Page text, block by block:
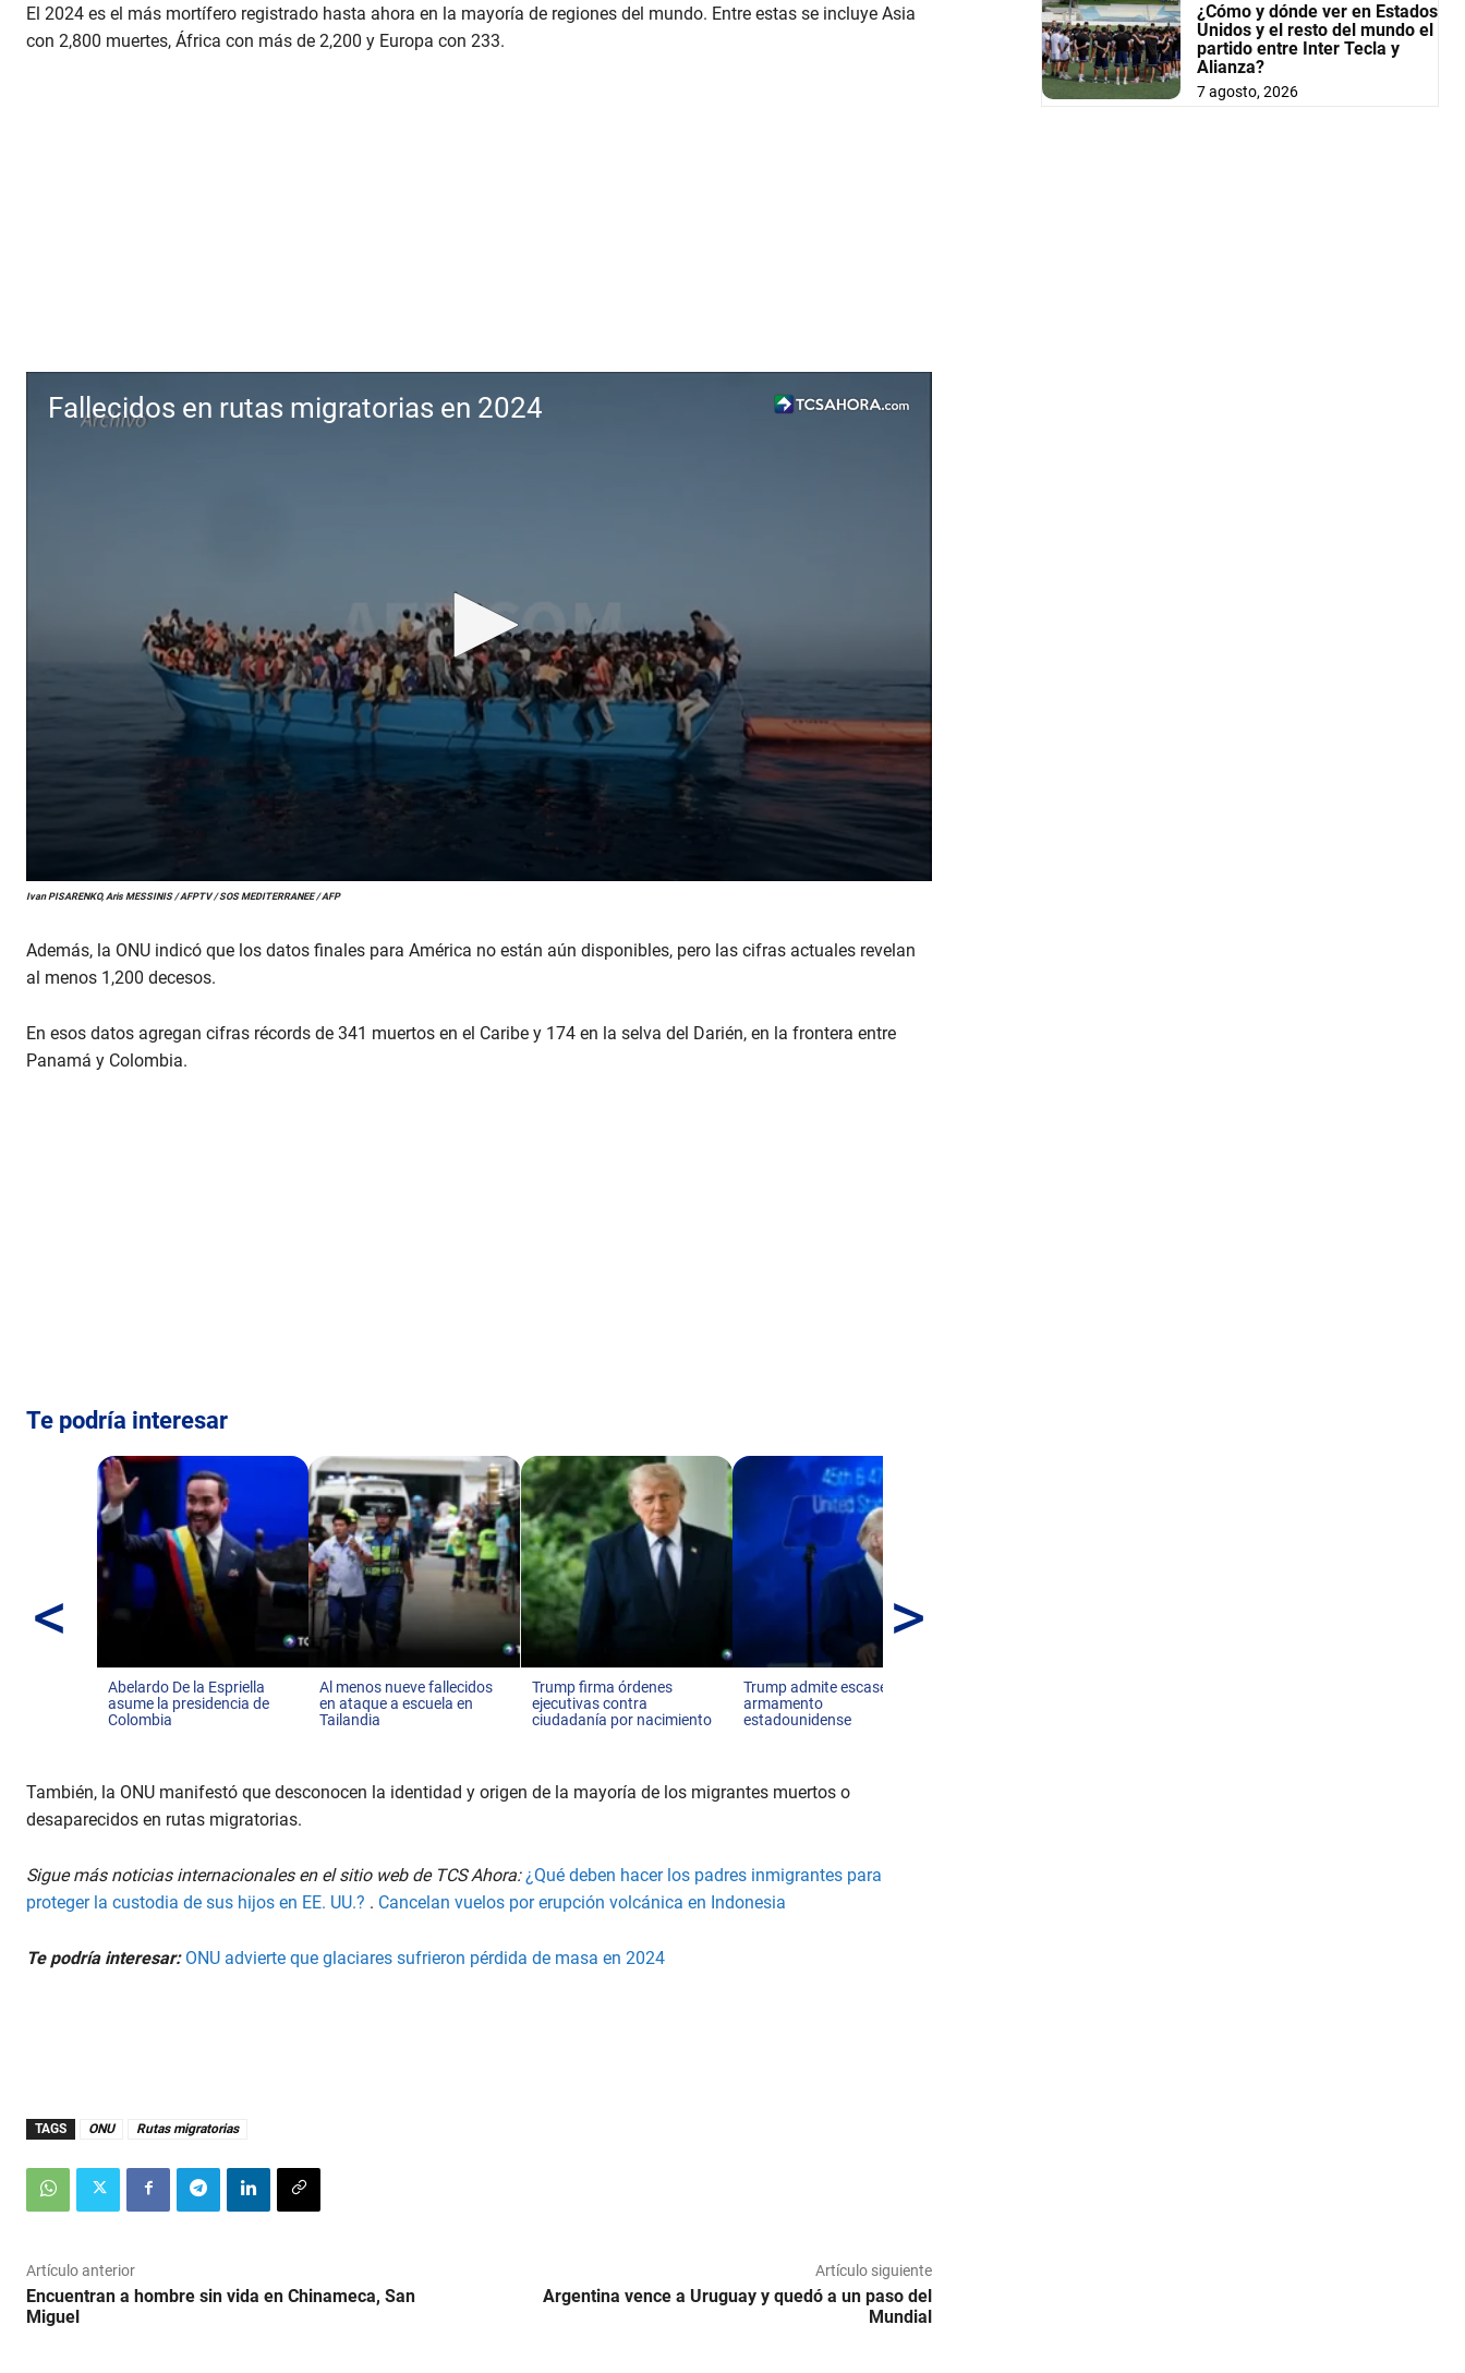
El 2024 es el más mortífero registrado hasta ahora en la mayoría de regiones del mundo. Entre estas se incluye Asia
con 2,800 muertes, África con más de 2,200 y Europa con 233.
Fallecidos en rutas migratorias en 2024
0
s
c
o
n
o
f
1
u
m
Ivan PISARENKO, Aris MESSINIS / AFPTV / SOS MEDITERRANEE / AFP
Además, la ONU indicó que los datos finales para América no están aún disponibles, pero las cifras actuales revelan
al menos 1,200 decesos.
En esos datos agregan cifras récords de 341 muertos en el Caribe y 174 en la selva del Darién, en la frontera entre
Panamá y Colombia.
Te podría interesar
<
Abelardo De la Espriella
asume la presidencia de
Colombia
Al menos nueve fallecidos
en ataque a escuela en
Tailandia
Trump firma órdenes
ejecutivas contra
ciudadanía por nacimiento
Trump admite escasez de
armamento
estadounidense
>
También, la ONU manifestó que desconocen la identidad y origen de la mayoría de los migrantes muertos o
desaparecidos en rutas migratorias.
Sigue más noticias internacionales en el sitio web de TCS Ahora: ¿Qué deben hacer los padres inmigrantes para
proteger la custodia de sus hijos en EE. UU.? . Cancelan vuelos por erupción volcánica en Indonesia
Te podría interesar: ONU advierte que glaciares sufrieron pérdida de masa en 2024
TAGS ONU Rutas migratorias
Artículo anterior
Encuentran a hombre sin vida en Chinameca, San
Miguel
Artículo siguiente
Argentina vence a Uruguay y quedó a un paso del
Mundial
¿Cómo y dónde ver en Estados
Unidos y el resto del mundo el
partido entre Inter Tecla y
Alianza?
7 agosto, 2026